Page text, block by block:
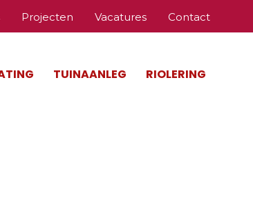
Projecten Vacatures Contact
TUINAANLEG RIOLERING